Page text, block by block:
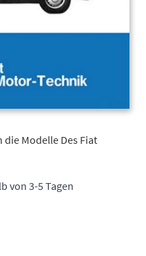
die Modelle Des Fiat
von 3-5 Tagen